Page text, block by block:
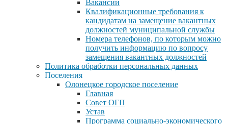
Вакансии
Квалификационные требования к
кандидатам на замещение вакантных
должностей муниципальной службы
Номера телефонов, по которым можно
получить информацию по вопросу
замещения вакантных должностей
Политика обработки персональных данных
Поселения
Олонецкое городское поселение
Главная
Совет ОГП
Устав
Программа социально-экономического